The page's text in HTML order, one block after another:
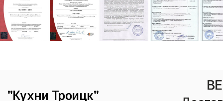
"Кухни Троицк"